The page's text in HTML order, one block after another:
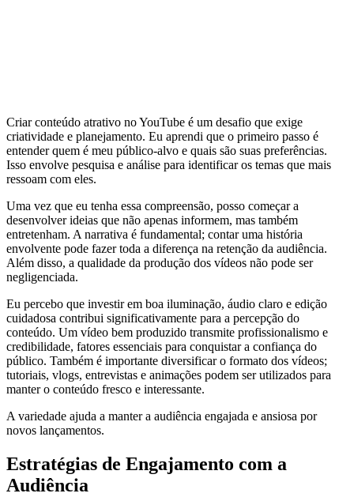
Criar conteúdo atrativo no YouTube é um desafio que exige
criatividade e planejamento. Eu aprendi que o primeiro passo é
entender quem é meu público-alvo e quais são suas preferências.
Isso envolve pesquisa e análise para identificar os temas que mais
ressoam com eles.
Uma vez que eu tenha essa compreensão, posso começar a
desenvolver ideias que não apenas informem, mas também
entretenham. A narrativa é fundamental; contar uma história
envolvente pode fazer toda a diferença na retenção da audiência.
Além disso, a qualidade da produção dos vídeos não pode ser
negligenciada.
Eu percebo que investir em boa iluminação, áudio claro e edição
cuidadosa contribui significativamente para a percepção do
conteúdo. Um vídeo bem produzido transmite profissionalismo e
credibilidade, fatores essenciais para conquistar a confiança do
público. Também é importante diversificar o formato dos vídeos;
tutoriais, vlogs, entrevistas e animações podem ser utilizados para
manter o conteúdo fresco e interessante.
A variedade ajuda a manter a audiência engajada e ansiosa por
novos lançamentos.
Estratégias de Engajamento com a
Audiência